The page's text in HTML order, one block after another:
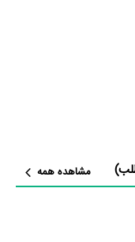
مشاهده همه